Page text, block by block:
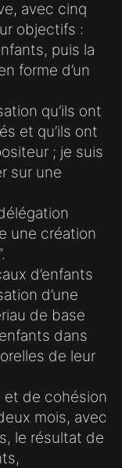
avec cinq
objectifs :
puis la
forme d’un
qu’ils ont
et qu’ils ont
; je suis
sur une
une création
d’enfants
d’une
de base
dans
de leur
et de cohésion
mois, avec
le résultat de